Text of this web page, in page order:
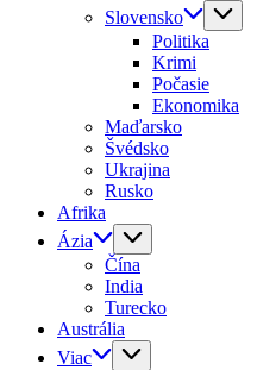
Slovensko
Politika
Krimi
Počasie
Ekonomika
Maďarsko
Švédsko
Ukrajina
Rusko
Afrika
Ázia
Čína
India
Turecko
Austrália
Viac